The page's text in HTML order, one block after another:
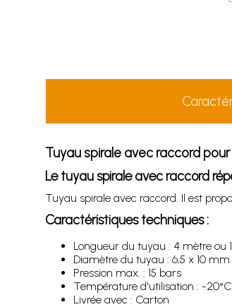
Tuyau spirale avec raccord
Le tuyau spirale avec raccord
Tuyau spirale avec raccord. Il est
Caractéristiques techniques :
Longueur du tuyau : 4 mètre ou
Diamètre du tuyau : 6,5 x 10 mm
Pression max. : 15 bars
Température d'utilisation : -
Livrée avec : Carton